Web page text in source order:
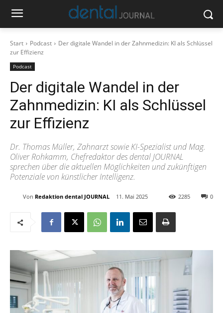
Start Podcast
Der digitale Wandel in der Zahnmedizin: KI als Schlüssel
zur Effizienz
Podcast
Der digitale Wandel in der
Zahnmedizin: KI als Schlüssel
zur Effizienz
Dr. Thomas Müller, Zahnarzt sowie KI-Spezialist und Mag.
Oliver Rohkamm, Chefredaktor des dental JOURNAL
sprechen über die aktuellen Möglichkeiten und zukünftigen
Potenziale von künstlicher Intelligenz.
Von Redaktion dental JOURNAL 11. Mai 2025 0
2285